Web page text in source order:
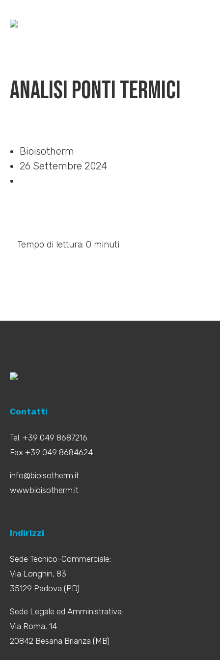
Analisi ponti termici
Bioisotherm
26 Settembre 2024
Tempo di lettura: 0 minuti
Contatti
Tel. +39 049 8687216
Fax +39 049 8684624
info@bioisotherm.it
www.bioisotherm.it
Indirizzi
Sede Tecnico-Commerciale:
Via Longhin, 83
35129 Padova (PD)
Sede Legale ed Amministrativa:
Via Roma, 14
20842 Besana Brianza (MB)